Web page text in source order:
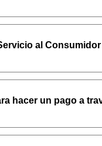
al
hacer un pago a